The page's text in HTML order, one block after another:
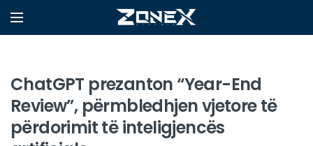
ChatGPT prezanton “Year-End
Review”, përmbledhjen vjetore të
përdorimit të inteligjencës